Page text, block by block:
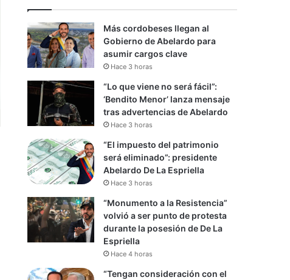
Más cordobeses llegan al
Gobierno de Abelardo para
asumir cargos clave
Hace 3 horas
“Lo que viene no será fácil”:
‘Bendito Menor’ lanza mensaje
tras advertencias de Abelardo
Hace 3 horas
“El impuesto del patrimonio
será eliminado”: presidente
Abelardo De La Espriella
Hace 3 horas
“Monumento a la Resistencia”
volvió a ser punto de protesta
durante la posesión de De La
Espriella
Hace 4 horas
“Tengan consideración con el